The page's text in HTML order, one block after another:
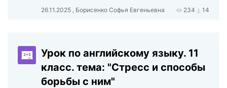
26.11.2025 , Борисенко Софья Евгеньевна 234 14
Урок по английскому языку. 11
класс. тема: "Стресс и способы
борьбы с ним"